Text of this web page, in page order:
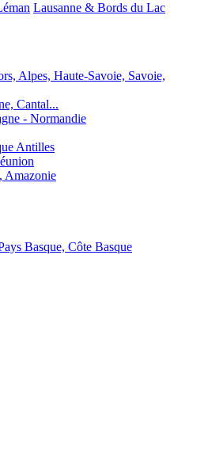
Lausanne & Bords du Lac
Alpes, Haute-Savoie, Savoie,
Cantal...
- Normandie
Antilles
Amazonie
Basque, Côte Basque